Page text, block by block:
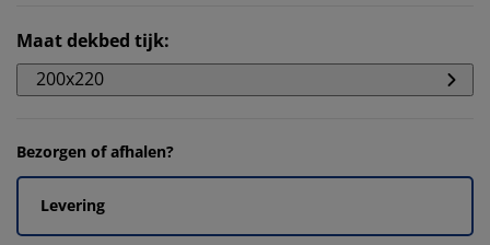
Maat dekbed tijk:
200x220
Bezorgen of afhalen?
Levering